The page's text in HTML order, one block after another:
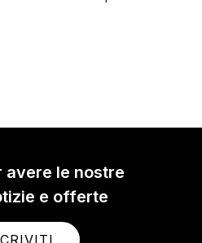
avere le nostre
e offerte